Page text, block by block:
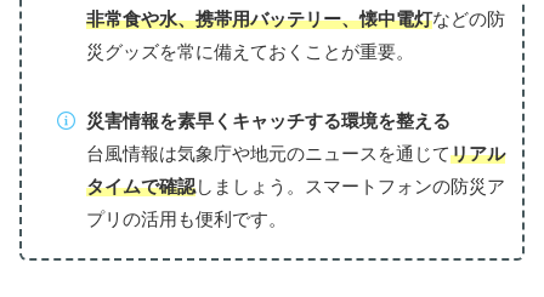
非常食や水、携帯用バッテリー、懐中電灯などの防
災グッズを常に備えておくことが重要。
災害情報を素早くキャッチする環境を整える
台風情報は気象庁や地元のニュースを通じてリアル
タイムで確認しましょう。スマートフォンの防災ア
プリの活用も便利です。